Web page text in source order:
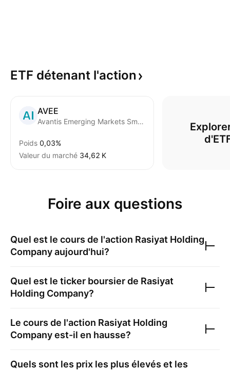
ETF détenant l'action
AVEE
Avantis Emerging Markets Small Cap Equity ETF
Poids 0,03%
Valeur du marché ‪34,62 K‬
Foire aux questions
Quel est le cours de l'action Rasiyat Holding
Companyaujourd'hui?
Quel est le ticker boursier de Rasiyat
Holding Company?
Le cours de l'action Rasiyat Holding
Companyest-il en hausse?
Quels sont les prix les plus élevés et les